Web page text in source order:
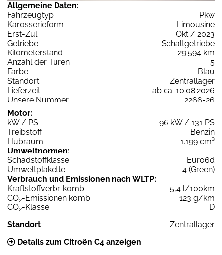
Allgemeine Daten:
Fahrzeugtyp
Pkw
Karosserieform
Limousine
Erst-Zul.
Okt / 2023
Getriebe
Schaltgetriebe
Kilometerstand
29.594 km
Anzahl der Türen
5
Farbe
Blau
Standort
Zentrallager
Lieferzeit
ab ca. 10.08.2026
Unsere Nummer
2266-26
Motor:
kW / PS
96 kW / 131 PS
Treibstoff
Benzin
Hubraum
1.199 cm³
Umweltnormen:
Schadstoffklasse
Euro6d
Umweltplakette
4 (Green)
Verbrauch und Emissionen nach WLTP:
Kraftstoffverbr. komb.
5,4 l/100km
CO2-Emissionen komb.
123 g/km
CO2-Klasse
D
Standort
Zentrallager
Details zum Citroën C4 anzeigen